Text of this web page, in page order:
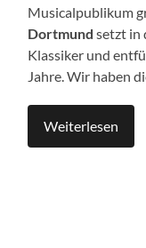
Musicalpublikum
Dortmund setzt in
Klassiker und
Jahre. Wir haben
Weiterlesen